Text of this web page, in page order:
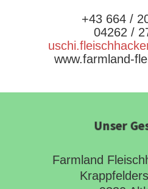
+43 664 /
04262 /
www.farmland-
Unser
Farmland